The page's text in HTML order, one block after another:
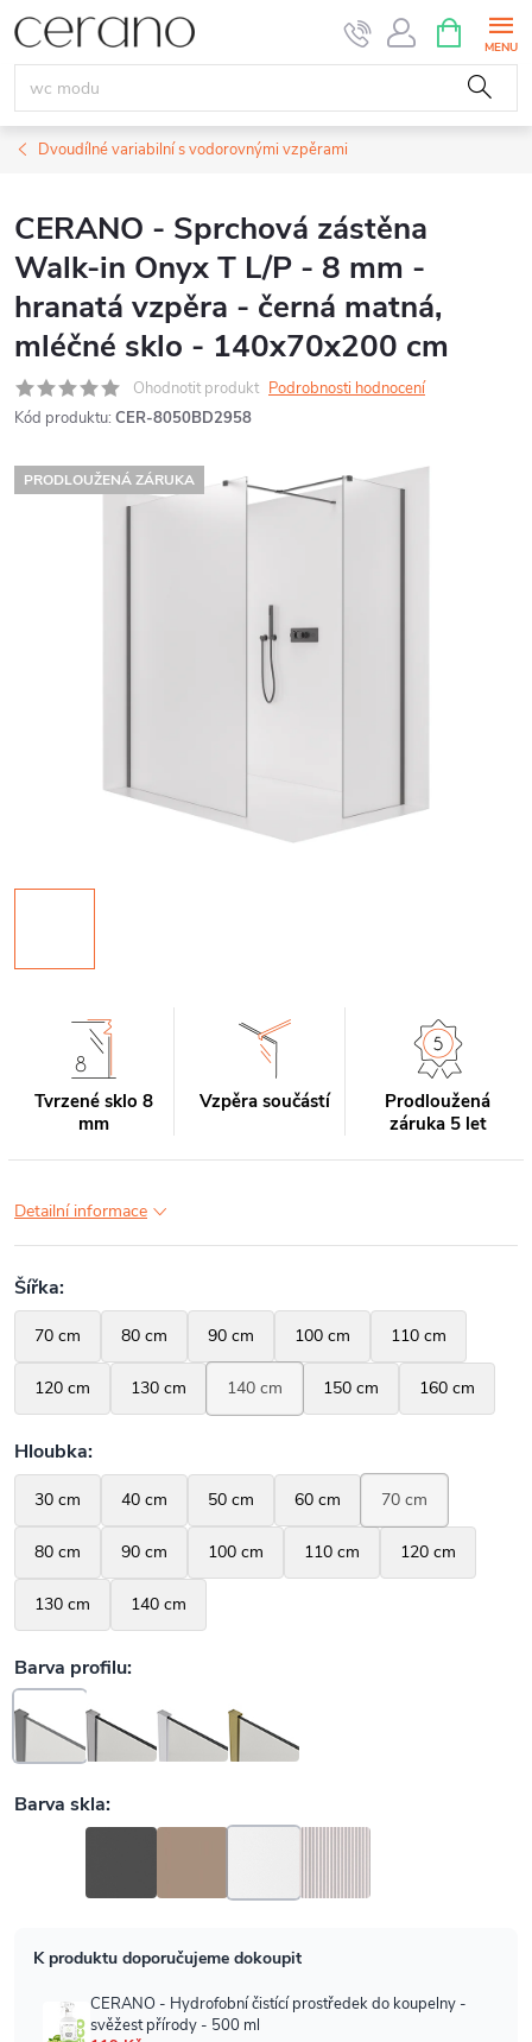
Přejít
na
obsah
NÁKUPNÍ
KOŠÍK
Dvoudílné variabilní s vodorovnými vzpěrami
CERANO - Sprchová zástěna
Walk-in Onyx T L/P - 8 mm -
hranatá vzpěra - černá matná,
mléčné sklo - 140x70x200 cm
Ohodnotit produkt Podrobnosti hodnocení
Kód produktu: CER-8050BD2958
PRODLOUŽENÁ ZÁRUKA
Tvrzené sklo 8
mm
Vzpěra součástí
Prodloužená
záruka 5 let
Detailní informace